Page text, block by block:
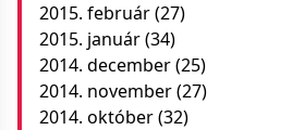
2015. február(27)
2015. január(34)
2014. december(25)
2014. november(27)
2014. október(32)